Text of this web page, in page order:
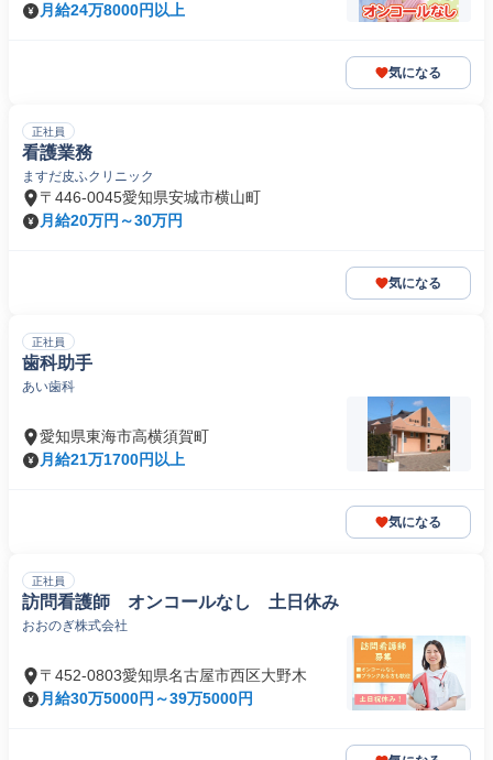
月給24万8000円以上
気になる
正社員
看護業務
ますだ皮ふクリニック
〒446-0045愛知県安城市横山町
月給20万円～30万円
気になる
正社員
歯科助手
あい歯科
愛知県東海市高横須賀町
月給21万1700円以上
気になる
正社員
訪問看護師 オンコールなし 土日休み
おおのぎ株式会社
〒452-0803愛知県名古屋市西区大野木
月給30万5000円～39万5000円